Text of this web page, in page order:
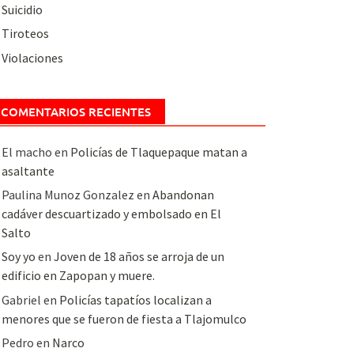
Suicidio
Tiroteos
Violaciones
COMENTARIOS RECIENTES
El macho en Policías de Tlaquepaque matan a
asaltante
Paulina Munoz Gonzalez en Abandonan
cadáver descuartizado y embolsado en El
Salto
Soy yo en Joven de 18 años se arroja de un
edificio en Zapopan y muere.
Gabriel en Policías tapatíos localizan a
menores que se fueron de fiesta a Tlajomulco
Pedro en Narco